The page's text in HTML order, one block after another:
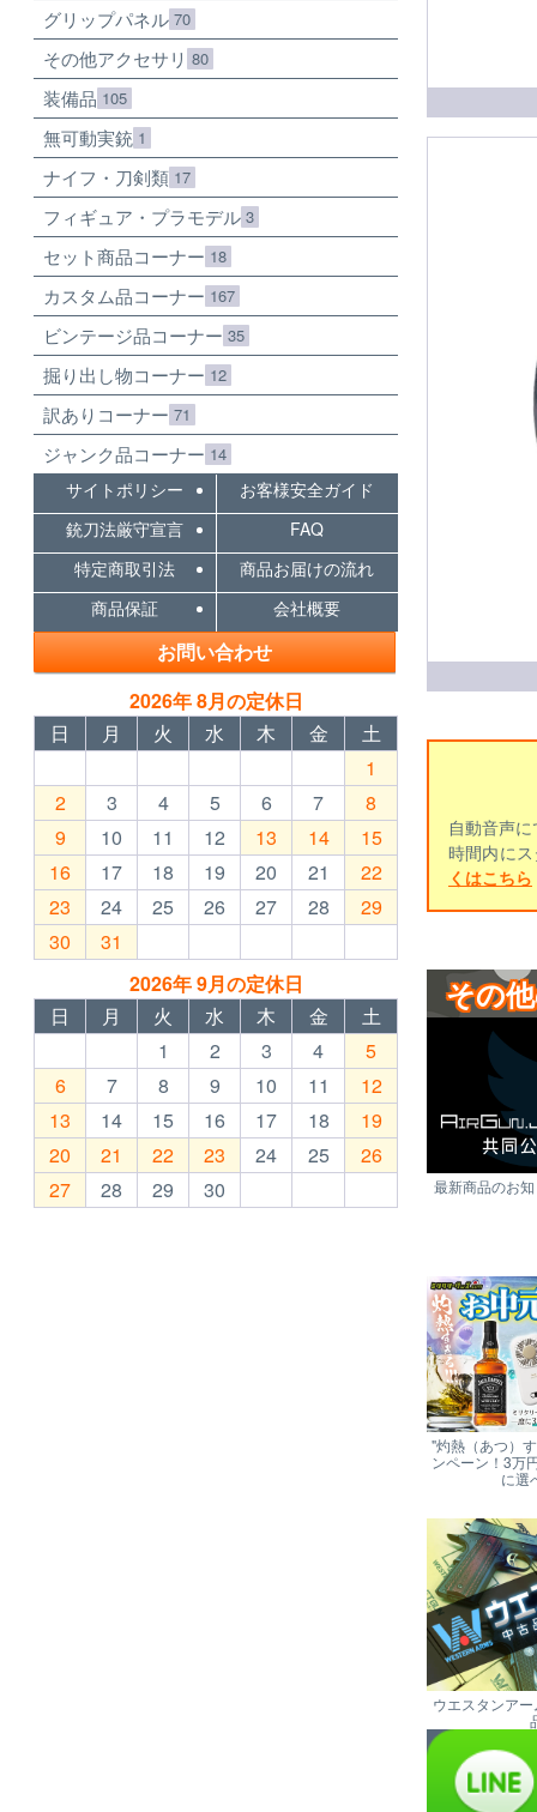
自動音声に
時間内に
くはこちら
その
最新商品のお
"灼熱（あつ）
ンペーン！3万
に選
ウエスタンア
グリップパネル 70
その他アクセサリ 80
装備品 105
無可動実銃 1
ナイフ・刀剣類 17
フィギュア・プラモデル 3
セット商品コーナー 18
カスタム品コーナー 167
ビンテージ品コーナー 35
掘り出し物コーナー 12
訳ありコーナー 71
ジャンク品コーナー 14
サイトポリシー
お客様安全ガイド
銃刀法厳守宣言
FAQ
特定商取引法
商品お届けの流れ
商品保証
会社概要
お問い合わせ
2026年 8月の定休日
日
月 火 水 木 金
土
1
2
3 4 5 6 7
8
9
10 11 12 13 14
15
16
17 18 19 20 21
22
23
24 25 26 27 28
29
30
31
2026年 9月の定休日
日
月 火 水 木 金
土
1
2 3 4
5
6
7 8 9 10 11
12
13
14 15 16 17 18
19
20
21 22 23 24 25
26
27
28 29 30